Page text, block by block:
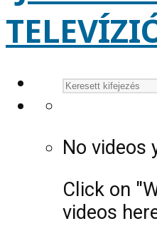
No videos
Click on
videos